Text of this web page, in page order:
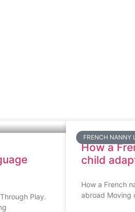
Play.
FRENCH NANNY
How a
child
How a French
abroad Moving